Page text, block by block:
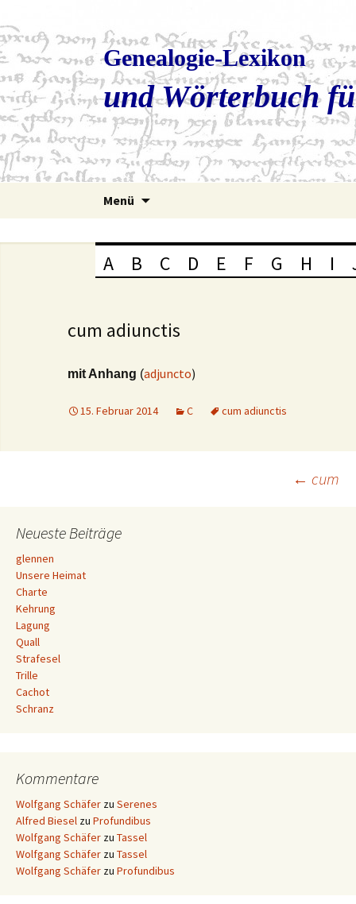
Genealogie-Lexikon
und Wörterbuch
Menü
A B C D E F G H I
cum adiunctis
mit Anhang (adjuncto)
15. Februar 2014 C cum adiunctis
Navigation
← cum
Neueste Beiträge
glennen
Unsere Heimat
Charte
Kehrung
Lagung
Quall
Strafesel
Trille
Cachot
Schranz
Kommentare
Wolfgang Schäfer zu Serenes
Alfred Biesel zu Profundibus
Wolfgang Schäfer zu Tassel
Wolfgang Schäfer zu Tassel
Wolfgang Schäfer zu Profundibus